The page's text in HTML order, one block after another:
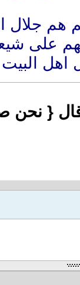
جلال
على
البيت
{ نحن